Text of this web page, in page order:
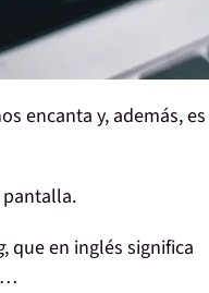
encanta y, además, es
pantalla.
, que en inglés significa